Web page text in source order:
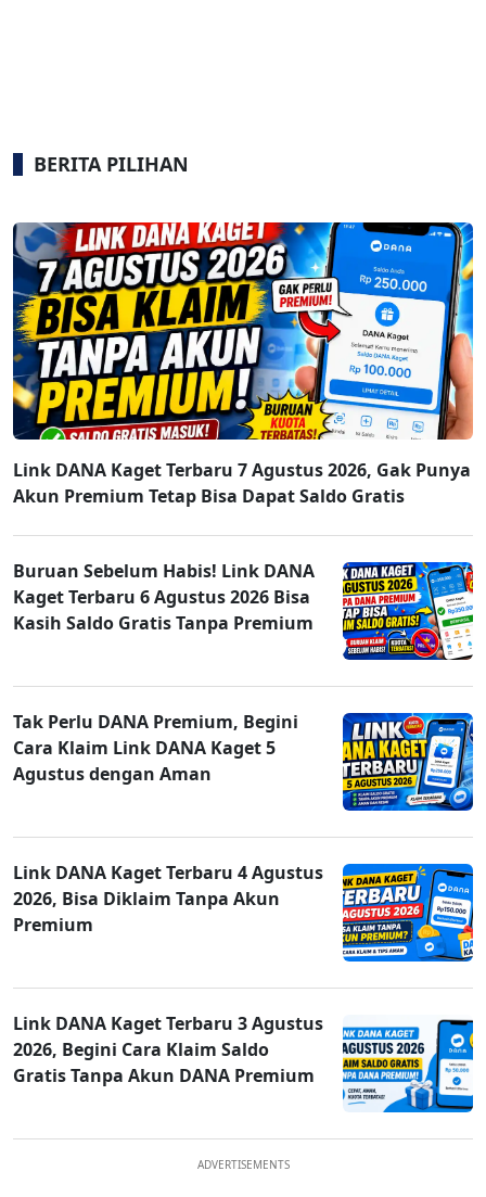
BERITA PILIHAN
Link DANA Kaget Terbaru 7 Agustus 2026, Gak Punya
Akun Premium Tetap Bisa Dapat Saldo Gratis
Buruan Sebelum Habis! Link DANA
Kaget Terbaru 6 Agustus 2026 Bisa
Kasih Saldo Gratis Tanpa Premium
Tak Perlu DANA Premium, Begini
Cara Klaim Link DANA Kaget 5
Agustus dengan Aman
Link DANA Kaget Terbaru 4 Agustus
2026, Bisa Diklaim Tanpa Akun
Premium
Link DANA Kaget Terbaru 3 Agustus
2026, Begini Cara Klaim Saldo
Gratis Tanpa Akun DANA Premium
ADVERTISEMENTS